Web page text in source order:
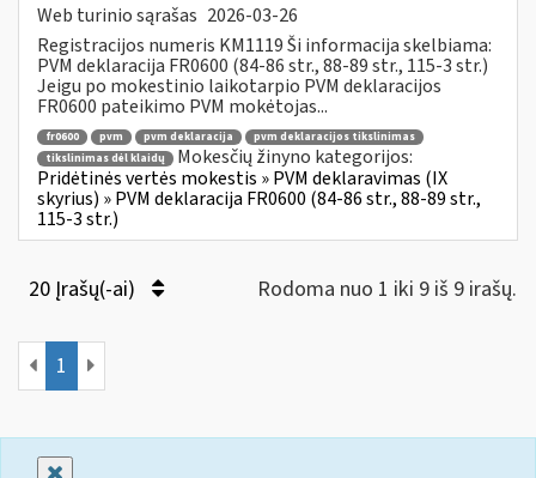
Web turinio sąrašas 2026-03-26
Registracijos numeris KM1119 Ši informacija skelbiama:
PVM deklaracija FR0600 (84-86 str., 88-89 str., 115-3 str.)
Jeigu po mokestinio laikotarpio PVM deklaracijos
FR0600 pateikimo PVM mokėtojas...
fr0600 pvm pvm deklaracija
pvm deklaracijos tikslinimas
tikslinimas dėl klaidų
Mokesčių žinyno kategorijos:
Pridėtinės vertės mokestis » PVM deklaravimas (IX
skyrius) » PVM deklaracija FR0600 (84-86 str., 88-89 str.,
115-3 str.)
20 Įrašų(-ai) Rodoma nuo 1 iki 9 iš 9 irašų.
1